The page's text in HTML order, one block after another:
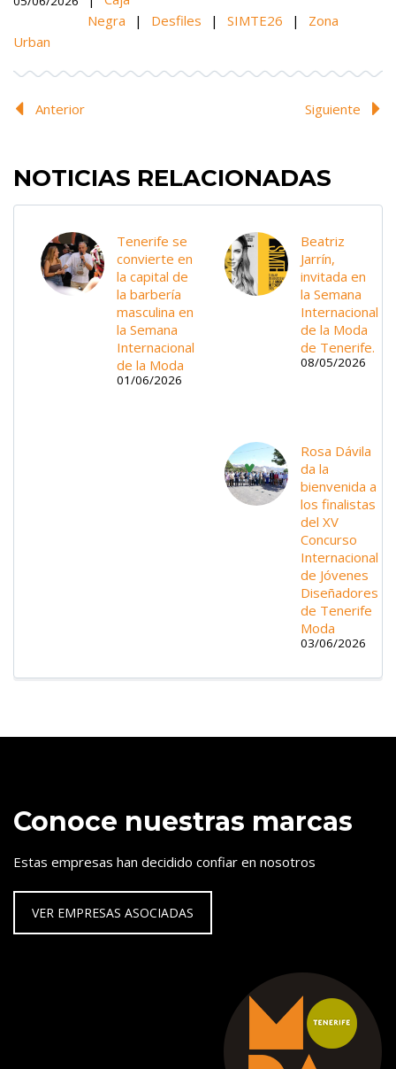
Negra
| Desfiles | SIMTE26 |
Zona
Urban
Anterior Siguiente
NOTICIAS RELACIONADAS
Tenerife se
convierte en
la capital de
la barbería
masculina en
la Semana
Internacional
de la Moda
01/06/2026
Beatriz
Jarrín,
invitada en
la Semana
Internacional
de la Moda
de Tenerife.
08/05/2026
Rosa Dávila
da la
bienvenida a
los finalistas
del XV
Concurso
Internacional
de Jóvenes
Diseñadores
de Tenerife
Moda
03/06/2026
Conoce nuestras marcas
Estas empresas han decidido confiar en nosotros
VER EMPRESAS ASOCIADAS